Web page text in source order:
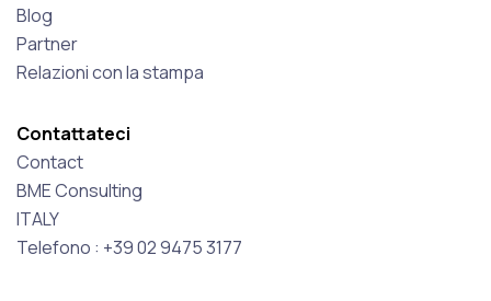
Blog
Partner
Relazioni con la stampa
Contattateci
Contact
BME Consulting
ITALY
Telefono : +39 02 9475 3177